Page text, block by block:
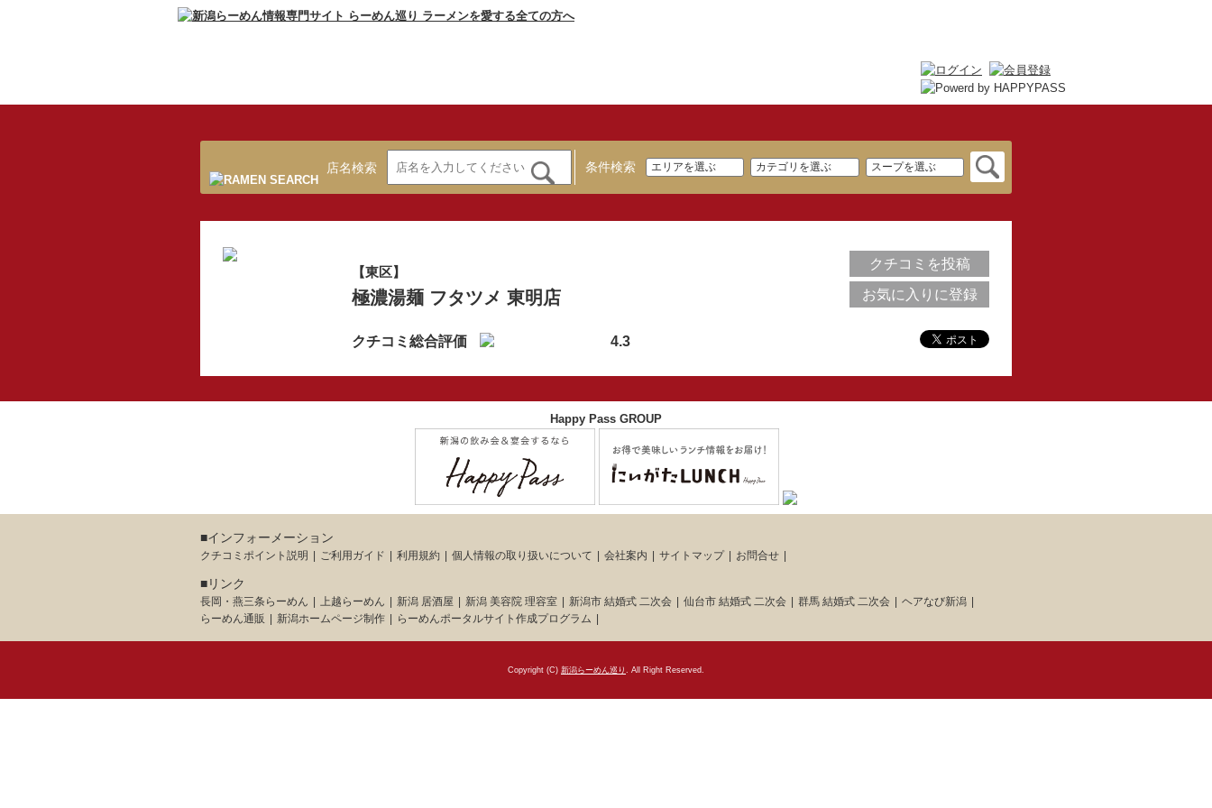
店名検索 条件検索
【東区】
極濃湯麺 フタツメ 東明店
クチコミ総合評価 4.3
クチコミを投稿
お気に入りに登録
Happy Pass GROUP
■インフォーメーション
クチコミポイント説明 ご利用ガイド 利用規約 個人情報の取り扱いについて 会社案内 サイトマップ お問合せ
■リンク
長岡・燕三条らーめん 上越らーめん 新潟 居酒屋 新潟 美容院 理容室 新潟市 結婚式 二次会 仙台市 結婚式 二次会 群馬 結婚式 二次会
ヘアなび新潟
らーめん通販
新潟ホームページ制作 らーめんポータルサイト作成プログラム
Copyright (C) 新潟らーめん巡り . All Right Reserved.